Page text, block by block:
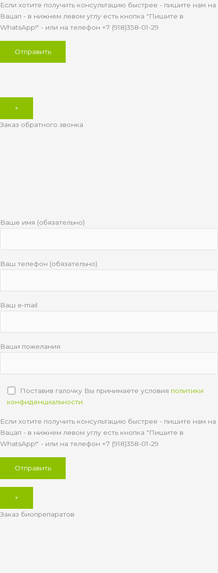
Если хотите получить консультацию быстрее - пишите нам на
Вацап - в нижнем левом углу есть кнопка "Пишите в
WhatsApp!" - или на телефон +7 (918)358-01-29
×
Заказ обратного звонка
Ваше имя (обязательно)
Ваш телефон (обязательно)
Ваш e-mail
Ваши пожелания
Поставив галочку Вы принимаете условия политики
конфиденциальности
Если хотите получить консультацию быстрее - пишите нам на
Вацап - в нижнем левом углу есть кнопка "Пишите в
WhatsApp!" - или на телефон +7 (918)358-01-29
×
Заказ биопрепаратов